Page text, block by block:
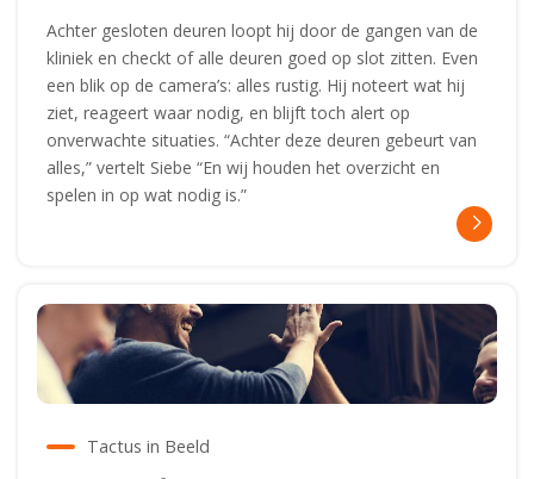
Achter gesloten deuren loopt hij door de gangen van de
kliniek en checkt of alle deuren goed op slot zitten. Even
een blik op de camera’s: alles rustig. Hij noteert wat hij
ziet, reageert waar nodig, en blijft toch alert op
onverwachte situaties. “Achter deze deuren gebeurt van
alles,” vertelt Siebe “En wij houden het overzicht en
spelen in op wat nodig is.”
Tactus in Beeld